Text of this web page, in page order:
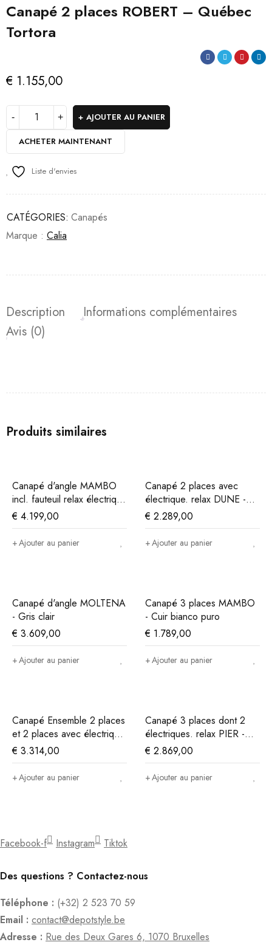
Canapé 2 places ROBERT – Québec
Tortora
€ 1.155,00
AJOUTER AU PANIER
ACHETER MAINTENANT
Liste d'envies
CATÉGORIES: Canapés
Marque : Calia
Description
Informations complémentaires
Avis (0)
Produits similaires
Canapé d'angle MAMBO
incl. fauteuil relax électrique
- Elefante
€ 4.199,00
Ajouter au panier
Canapé 2 places avec
électrique. relax DUNE -
Sable
€ 2.289,00
Ajouter au panier
Canapé d'angle MOLTENA
- Gris clair
€ 3.609,00
Ajouter au panier
Canapé 3 places MAMBO
- Cuir bianco puro
€ 1.789,00
Ajouter au panier
Canapé Ensemble 2 places
et 2 places avec électrique.
relax OTTO - Taupe
€ 3.314,00
Ajouter au panier
Canapé 3 places dont 2
électriques. relax PIER -
Cuir gris foncé
€ 2.869,00
Ajouter au panier
Facebook-f Instagram Tiktok
Des questions ? Contactez-nous
Téléphone : (+32) 2 523 70 59
Email : contact@depotstyle.be
Adresse : Rue des Deux Gares 6, 1070 Bruxelles